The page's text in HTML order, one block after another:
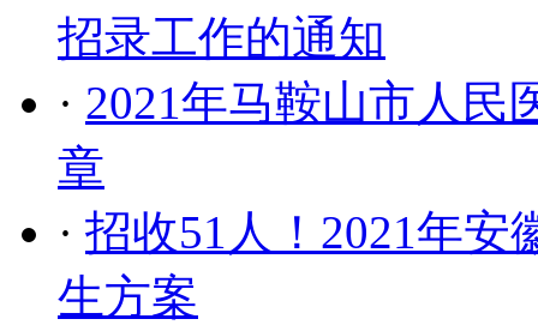
招录工作的通知
· 2021年马鞍山市人民
章
· 招收51人！2021年安
生方案